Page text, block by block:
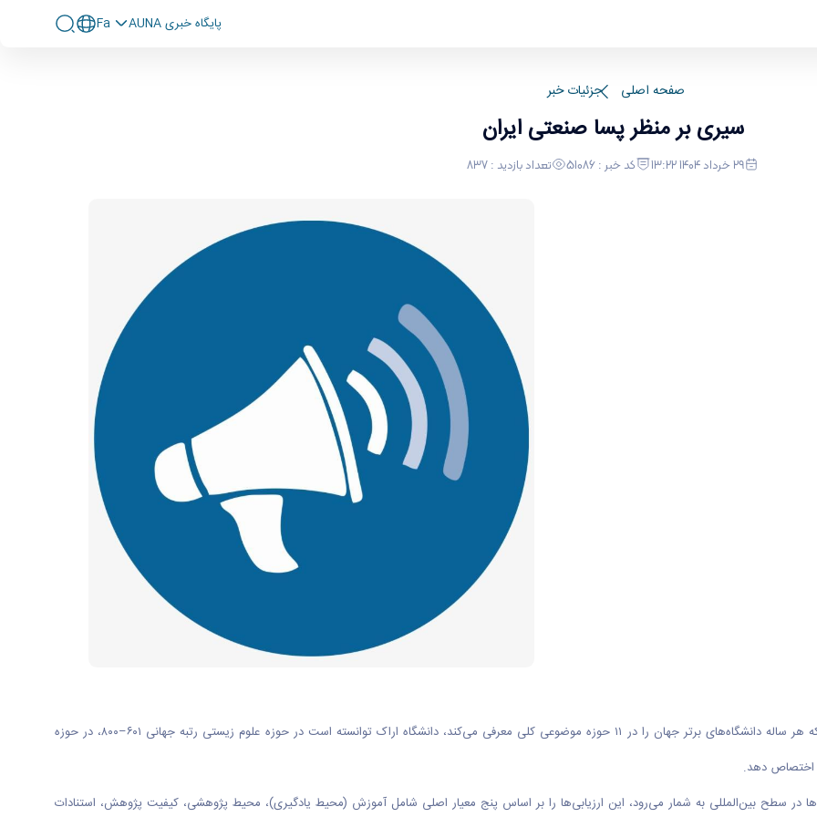
پايگاه خبری AUNA Fa
صفحه اصلی جزئیات خبر
سیری بر منظر پسا صنعتی ایران
29 خرداد 1404 13:22 کد خبر : 51086 تعداد بازدید : 837
به گزارش روابط عمومی دانشگاه اراک بر اساس رتبه‌بندی موضوعی تایمز که هر ساله دانشگاه‌های برتر جهان را در ۱۱ حوزه موضوعی کلی معرفی می‌کند، دانشگاه اراک توانسته است در حوزه علوم زیستی رتبه جهانی ۶۰۱–۸۰۰، در حوزه
در سطح بین‌المللی به شمار می‌رود، این ارزیابی‌ها را بر اساس پنج معیار اصلی شامل آموزش (محیط یادگیری)، محیط پژوهشی، کیفیت پژوهش، استنادات